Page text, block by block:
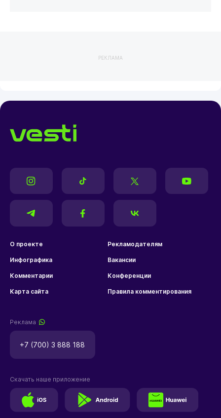
РЕКЛАМА
О проекте Рекламодателям
Инфографика Вакансии
Комментарии Конференции
Карта сайта Правила комментирования
Реклама
+7 (700) 3 888 188
Скачать наше приложение